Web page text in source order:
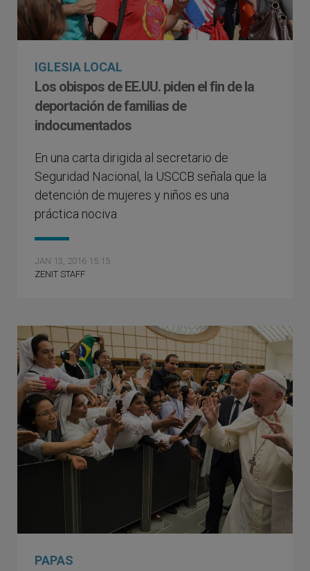
IGLESIA LOCAL
Los obispos de EE.UU. piden el fin de la
deportación de familias de
indocumentados
En una carta dirigida al secretario de
Seguridad Nacional, la USCCB señala que la
detención de mujeres y niños es una
práctica nociva
JAN 13, 2016 15:15
ZENIT STAFF
PAPAS